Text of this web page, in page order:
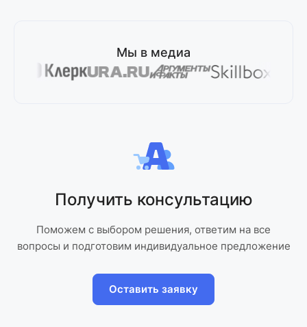
Мы в медиа
Получить консультацию
Поможем с выбором решения, ответим на все
вопросы и подготовим индивидуальное предложение
Оставить заявку